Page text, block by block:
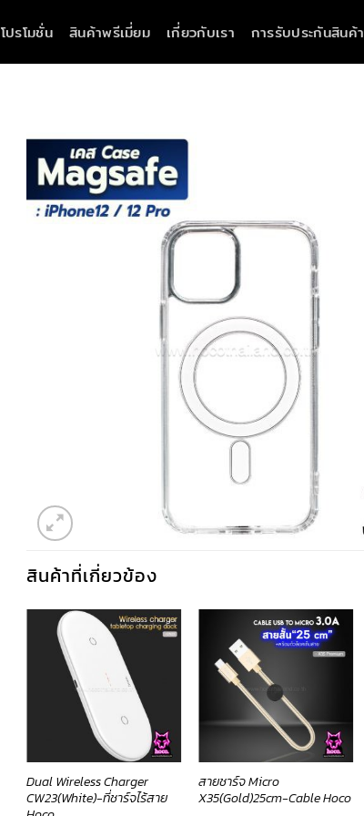
โปรโมชั่น สินค้าพรีเมี่ยม เกี่ยวกับเรา การรับประกันสินค้า
สินค้าที่เกี่ยวข้อง
Dual Wireless Charger
CW23(White)-ที่ชาร์จไร้สาย
สายชาร์จ Micro
X35(Gold)25cm-Cable Hoco